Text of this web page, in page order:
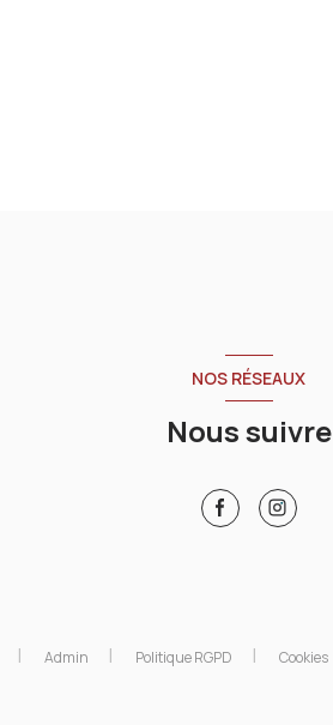
NOS RÉSEAUX
Nous suivre
Admin Politique RGPD Cookies